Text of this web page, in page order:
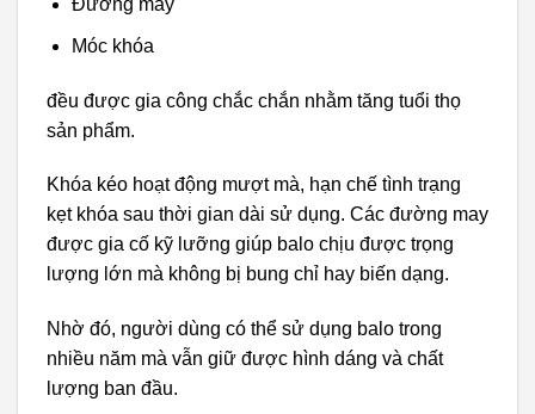
Đường may
Móc khóa
đều được gia công chắc chắn nhằm tăng tuổi thọ
sản phẩm.
Khóa kéo hoạt động mượt mà, hạn chế tình trạng
kẹt khóa sau thời gian dài sử dụng. Các đường may
được gia cố kỹ lưỡng giúp balo chịu được trọng
lượng lớn mà không bị bung chỉ hay biến dạng.
Nhờ đó, người dùng có thể sử dụng balo trong
nhiều năm mà vẫn giữ được hình dáng và chất
lượng ban đầu.